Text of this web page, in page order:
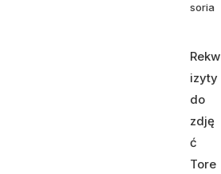
soria
Rekw
izyty
do
zdję
ć
Tore